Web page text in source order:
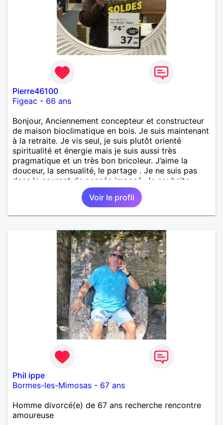
Pierre46100
Figeac - 66 ans
Bonjour, Anciennement concepteur et constructeur
de maison bioclimatique en bois. Je suis maintenant
à la retraite. Je vis seul, je suis plutôt orienté
spiritualité et énergie mais je suis aussi très
pragmatique et un très bon bricoleur. J’aime la
douceur, la sensualité, le partage . Je ne suis pas
dans le courant de pensée imposé. Je souhaite
rencontrer une personne pour partager,
expérimenté, découvrir ensemble et se soutenir
mutuellement pour devenir le meilleur de soi-même
mais je compte m'installer à nouveau à l'ile de la
Réunion avant la fin 2026. Pierre
Voir le profil
Phil ippe
Bormes-les-Mimosas - 67 ans
Homme divorcé(e) de 67 ans recherche rencontre
amoureuse